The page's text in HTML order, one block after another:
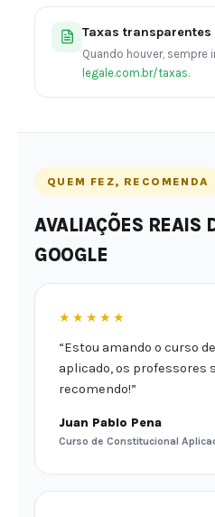
Taxas transparentes
Quando houver, sempre
legale.com.br/taxas.
QUEM FEZ, RECOMENDA
AVALIAÇÕES REAIS
GOOGLE
★★★★★
“Estou amando o curso
aplicado, os professores
recomendo!”
Juan Pablo Pena
Curso de Constitucional